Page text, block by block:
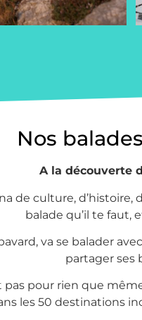
Nos
A la découverte
de culture, d’histoire,
balade qu’il te faut,
va se balader
partager ses
pas pour rien que
les 50 destinations